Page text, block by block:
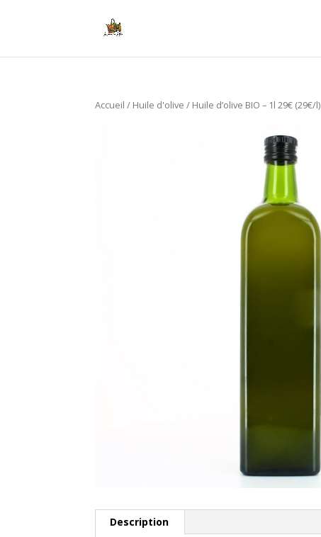
Accueil / Huile d'olive / Huile d’olive BIO – 1l 29€ (29€/l)
Description